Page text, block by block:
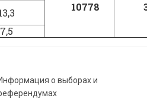
10778
7,5
о выборах и